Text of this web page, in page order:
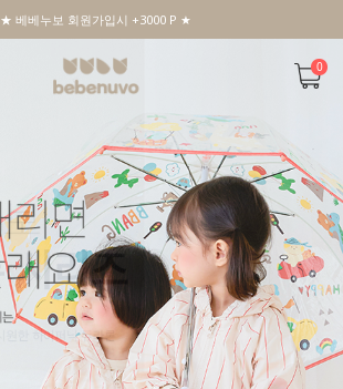
★ 베베누보 회원가입시 +3000 P ★
0